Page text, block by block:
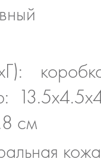
см
кожа